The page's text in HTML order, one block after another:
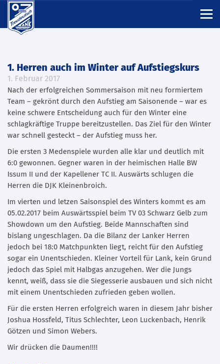
1. Herren auch im Winter auf Aufstiegskurs
1. Februar 2017
Nach der erfolgreichen Sommersaison mit neu formiertem
Team – gekrönt durch den Aufstieg am Saisonende – war es
keine schwere Entscheidung auch für den Winter eine
schlagkräftige Truppe bereitzustellen. Das Ziel für den Winter
war schnell gesteckt – der Aufstieg muss her.
Die ersten 3 Medenspiele wurden alle klar und deutlich mit
6:0 gewonnen. Gegner waren in der heimischen Halle BW
Issum II und der Kapellener TC II. Auswärts schlugen die
Herren die DJK Kleinenbroich.
Im vierten und letzen Saisonspiel des Winters kommt es am
05.02.2017 beim Auswärtsspiel beim TV 03 Schwarz Gelb zum
Showdown um den Aufstieg. Beide Mannschaften sind
bislang ungeschlagen. Da die Bilanz der Lanker Herren
jedoch bei 18:0 Matchpunkten liegt, reicht für den Aufstieg
sogar ein Unentschieden. Kleiner Vorteil für Lank, kein Grund
jedoch das Spiel mit Halbgas anzugehen. Wer die Jungs
kennt, weiß, dass sie die Siegesserie ausbauen und sich nicht
mit einem Unentschieden zufrieden geben wollen.
Für die ersten Herren erfolgreich waren in diesem Jahr bisher
Joshua Hossfeld, Titus Schlechter, Leon Luckenbach, Henrik
Götzen und Simon Webers.
Wir drücken die Daumen!!!!